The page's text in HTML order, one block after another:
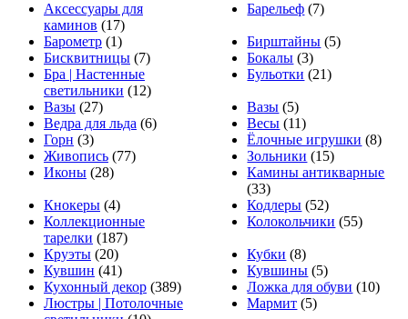
Аксессуары для
каминов (17)
Барельеф (7)
Барометр (1) Бирштайны (5)
Бисквитницы (7) Бокалы (3)
Бра | Настенные
светильники (12)
Бульотки (21)
Вазы (27) Вазы (5)
Ведра для льда (6) Весы (11)
Горн (3) Ёлочные игрушки (8)
Живопись (77) Зольники (15)
Иконы (28)
Камины антикварные
(33)
Кнокеры (4) Кодлеры (52)
Коллекционные
тарелки (187)
Колокольчики (55)
Круэты (20) Кубки (8)
Кувшин (41) Кувшины (5)
Кухонный декор (389) Ложка для обуви (10)
Люстры | Потолочные
Мармит (5)